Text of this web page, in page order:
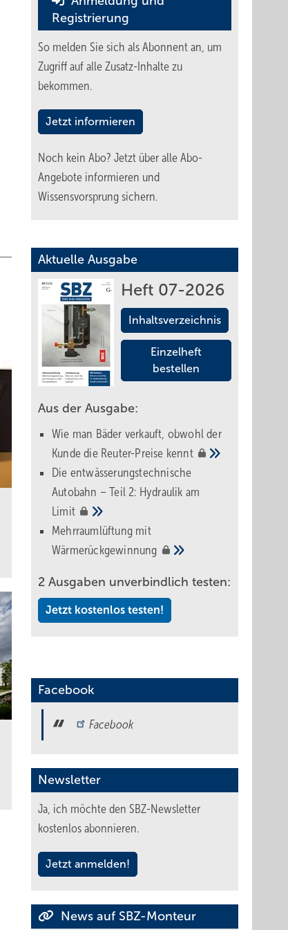
Registrierung
So melden Sie sich als Abonnent an, um
Zugriff auf alle Zusatz-Inhalte zu
bekommen.
Jetzt informieren
Noch kein Abo? Jetzt über alle Abo-
Angebote informieren und
Wissensvorsprung sichern.
Aktuelle Ausgabe
Heft 07-2026
Inhaltsverzeichnis
Einzelheft
bestellen
Aus der Ausgabe:
Wie man Bäder verkauft, obwohl der
Kunde die Reuter-Preise kennt
Die entwässerungstechnische
Autobahn – Teil 2: Hydraulik am
Limit
Mehrraumlüftung mit
Wärmerückgewinnung
2 Ausgaben unverbindlich testen:
Jetzt kostenlos testen!
Facebook
Facebook
Newsletter
Ja, ich möchte den SBZ-Newsletter
kostenlos abonnieren.
Jetzt anmelden!
News auf SBZ-Monteur